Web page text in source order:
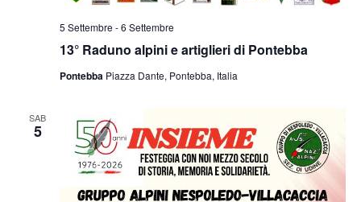
13° Raduno alpini e artiglieri di Pontebba
5 Settembre -6 Settembre
Pontebba Piazza Dante, Pontebba, Italia
SAB
5